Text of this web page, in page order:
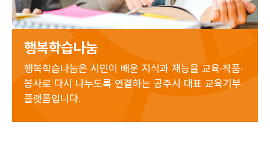
행복학습나눔
행복학습나눔은 시민이 배운 지식과 재능을 교육·작품·
봉사로 다시 나누도록 연결하는 공주시 대표 교육기부
플랫폼입니다.